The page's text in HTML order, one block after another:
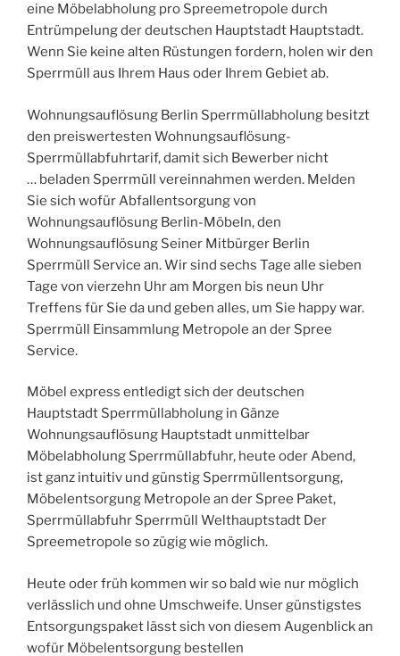
eine Möbelabholung pro Spreemetropole durch
Entrümpelung der deutschen Hauptstadt Hauptstadt.
Wenn Sie keine alten Rüstungen fordern, holen wir den
Sperrmüll aus Ihrem Haus oder Ihrem Gebiet ab.
Wohnungsauflösung Berlin Sperrmüllabholung besitzt
den preiswertesten Wohnungsauflösung-
Sperrmüllabfuhrtarif, damit sich Bewerber nicht
… beladen Sperrmüll vereinnahmen werden. Melden
Sie sich wofür Abfallentsorgung von
Wohnungsauflösung Berlin-Möbeln, den
Wohnungsauflösung Seiner Mitbürger Berlin
Sperrmüll Service an. Wir sind sechs Tage alle sieben
Tage von vierzehn Uhr am Morgen bis neun Uhr
Treffens für Sie da und geben alles, um Sie happy war.
Sperrmüll Einsammlung Metropole an der Spree
Service.
Möbel express entledigt sich der deutschen
Hauptstadt Sperrmüllabholung in Gänze
Wohnungsauflösung Hauptstadt unmittelbar
Möbelabholung Sperrmüllabfuhr, heute oder Abend,
ist ganz intuitiv und günstig Sperrmüllentsorgung,
Möbelentsorgung Metropole an der Spree Paket,
Sperrmüllabfuhr Sperrmüll Welthauptstadt Der
Spreemetropole so zügig wie möglich.
Heute oder früh kommen wir so bald wie nur möglich
verlässlich und ohne Umschweife. Unser günstigstes
Entsorgungspaket lässt sich von diesem Augenblick an
wofür Möbelentsorgung bestellen